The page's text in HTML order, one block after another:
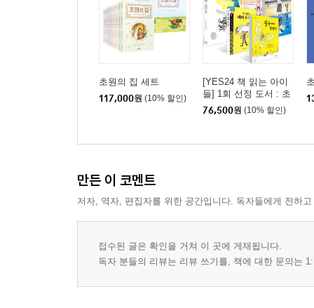
초원의 집 세트
117,000원 (10% 할인)
[YES24 책 읽는 아이
들] 1회 선정 도서 : 초
등 3~4학년 세트
76,500원 (10% 할인)
만든 이 코멘트
저자, 역자, 편집자를 위한 공간입니다. 독자들에게 전하
접수된 글은 확인을 거쳐 이 곳에 게재됩니다.
독자 분들의 리뷰는 리뷰 쓰기를, 책에 대한 문의는